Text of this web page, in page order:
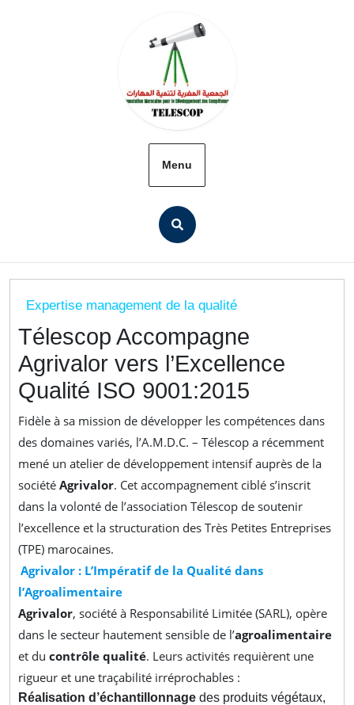
Menu
Expertise management de la qualité
Télescop Accompagne
Agrivalor vers l’Excellence
Qualité ISO 9001:2015
Fidèle à sa mission de développer les compétences dans
des domaines variés, l’A.M.D.C. – Télescop a récemment
mené un atelier de développement intensif auprès de la
société Agrivalor. Cet accompagnement ciblé s’inscrit
dans la volonté de l’association Télescop de soutenir
l’excellence et la structuration des Très Petites Entreprises
(TPE) marocaines.
Agrivalor : L’Impératif de la Qualité dans
l’Agroalimentaire
Agrivalor, société à Responsabilité Limitée (SARL), opère
dans le secteur hautement sensible de l’agroalimentaire
et du contrôle qualité. Leurs activités requièrent une
rigueur et une traçabilité irréprochables :
Réalisation d’échantillonnage des produits végétaux,